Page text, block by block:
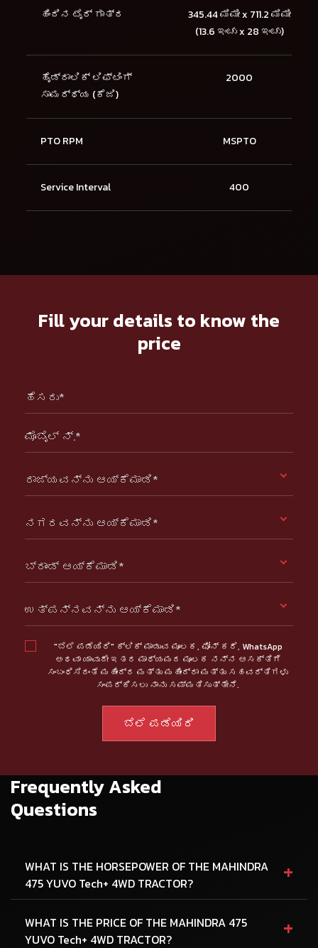
ಹಿಂದಿನ ಟೈರ್ ಗಾತ್ರ
345.44 ಮಿಮೀ x 711.2 ಮಿಮೀ
(13.6 ಇಂಚು x 28 ಇಂಚು)
ಹೈಡ್ರಾಲಿಕ್ ಲಿಫ್ಟಿಂಗ್
ಸಾಮರ್ಥ್ಯ (ಕೆಜಿ)
2000
PTO RPM MSPTO
Service Interval 400
Fill your details to know the
price
ಹೆಸರು*
ಮೊಬೈಲ್ ನ್.*
ರಾಜ್ಯವನ್ನು ಆಯ್ಕೆಮಾಡಿ*
ನಗರವನ್ನು ಆಯ್ಕೆಮಾಡಿ*
ಬ್ರಾಂಡ್ ಆಯ್ಕೆಮಾಡಿ*
ಉತ್ಪನ್ನವನ್ನು ಆಯ್ಕೆಮಾಡಿ*
"ಬೆಲೆ ಪಡೆಯಿರಿ" ಕ್ಲಿಕ್ ಮಾಡುವ ಮೂಲಕ, ಫೋನ್ ಕರೆ, WhatsApp
ಅಥವಾ ಯಾವುದೇ ಇತರ ಮಾಧ್ಯಮದ ಮೂಲಕ ನನ್ನ ಆಸಕ್ತಿಗೆ
ಸಂಬಂಧಿಸಿದಂತೆ ಮಹೀಂದ್ರ ಮತ್ತು ಮಹೀಂದ್ರಾ ಮತ್ತು ಸಹವರ್ತಿಗಳು
ಸಂಪರ್ಕಿಸಲು ನಾನು ಸಮ್ಮತಿಸುತ್ತೇನೆ.
Frequently Asked
Questions
WHAT IS THE HORSEPOWER OF THE MAHINDRA
475 YUVO Tech+ 4WD TRACTOR?
+
WHAT IS THE PRICE OF THE MAHINDRA 475
YUVO Tech+ 4WD TRACTOR?
+